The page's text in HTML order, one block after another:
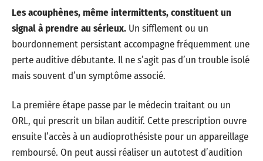
Les acouphènes, même intermittents, constituent un
signal à prendre au sérieux. Un sifflement ou un
bourdonnement persistant accompagne fréquemment une
perte auditive débutante. Il ne s’agit pas d’un trouble isolé
mais souvent d’un symptôme associé.
La première étape passe par le médecin traitant ou un
ORL, qui prescrit un bilan auditif. Cette prescription ouvre
ensuite l’accès à un audioprothésiste pour un appareillage
remboursé. On peut aussi réaliser un autotest d’audition